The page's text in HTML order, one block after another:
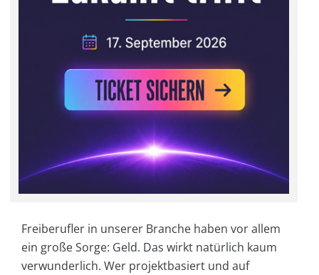
Freiberufler in unserer Branche haben vor allem
ein große Sorge: Geld. Das wirkt natürlich kaum
verwunderlich. Wer projektbasiert und auf